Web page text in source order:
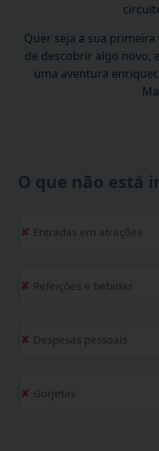
Quer seja a sua
de descobrir algo novo,
uma aventura
O que não está
Entradas em atrações
Refeições e bebidas
Despesas pessoais
Gorjetas